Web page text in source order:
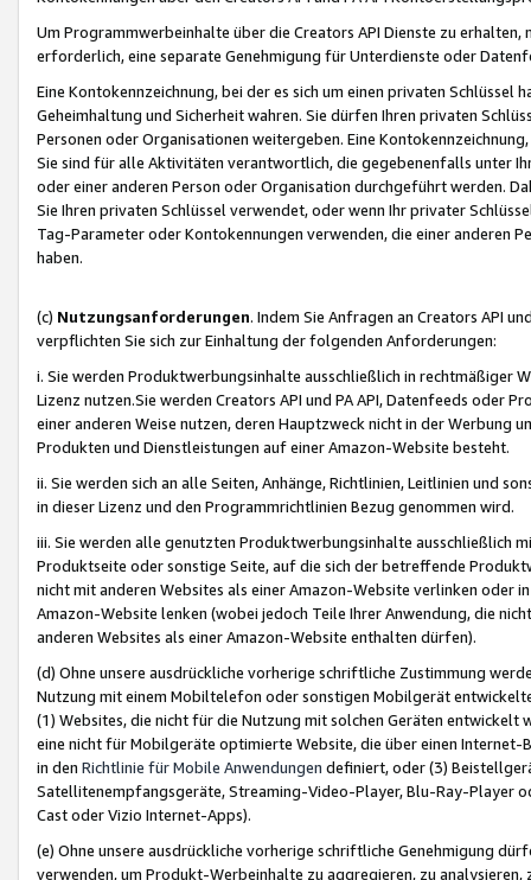
Um Programmwerbeinhalte über die Creators API Dienste zu
erforderlich, eine separate Genehmigung für Unterdienste oder
Eine Kontokennzeichnung, bei der es sich um einen privaten
Geheimhaltung und Sicherheit wahren. Sie dürfen Ihren privaten
Personen oder Organisationen weitergeben. Eine
Sie sind für alle Aktivitäten verantwortlich, die gegebenenfalls unter
oder einer anderen Person oder Organisation durchgeführt werden.
Sie Ihren privaten Schlüssel verwendet, oder wenn Ihr privater
Tag-Parameter oder Kontokennungen verwenden, die einer anderen
haben.
(c) Nutzungsanforderungen. Indem Sie Anfragen an Creators API
verpflichten Sie sich zur Einhaltung der folgenden Anforderungen:
i. Sie werden Produktwerbungsinhalte ausschließlich in rechtmäßiger
Lizenz nutzen.Sie werden Creators API und PA API, Datenfeeds oder
einer anderen Weise nutzen, deren Hauptzweck nicht in der Werbung
Produkten und Dienstleistungen auf einer Amazon-Website besteht.
ii. Sie werden sich an alle Seiten, Anhänge, Richtlinien, Leitlinien und
in dieser Lizenz und den Programmrichtlinien Bezug genommen wird.
iii. Sie werden alle genutzten Produktwerbungsinhalte ausschließlich
Produktseite oder sonstige Seite, auf die sich der betreffende
nicht mit anderen Websites als einer Amazon-Website verlinken oder
Amazon-Website lenken (wobei jedoch Teile Ihrer Anwendung, die
anderen Websites als einer Amazon-Website enthalten dürfen).
(d) Ohne unsere ausdrückliche vorherige schriftliche Zustimmung
Nutzung mit einem Mobiltelefon oder sonstigen Mobilgerät
(1) Websites, die nicht für die Nutzung mit solchen Geräten
eine nicht für Mobilgeräte optimierte Website, die über einen
in den Richtlinie für Mobile Anwendungen definiert, oder (3)
Satellitenempfangsgeräte, Streaming-Video-Player, Blu-Ray-Player
Cast oder Vizio Internet-Apps).
(e) Ohne unsere ausdrückliche vorherige schriftliche Genehmigung
verwenden, um Produkt-Werbeinhalte zu aggregieren, zu